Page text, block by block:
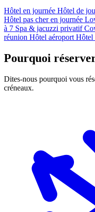
Hôtel en journée Hôtel de
Hôtel pas cher en journée
à 7 Spa & jacuzzi privatif
réunion Hôtel aéroport Hôtel
Pourquoi
Dites-nous pourquoi vous
créneaux.